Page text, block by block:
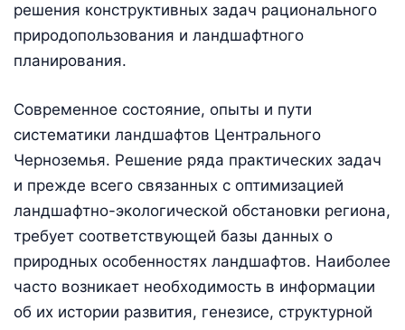
решения конструктивных задач рационального
природопользования и ландшафтного
планирования.
Современное состояние, опыты и пути
систематики ландшафтов Центрального
Черноземья. Решение ряда практических задач
и прежде всего связанных с оптимизацией
ландшафтно-экологической обстановки региона,
требует соответствующей базы данных о
природных особенностях ландшафтов. Наиболее
часто возникает необходимость в информации
об их истории развития, генезисе, структурной